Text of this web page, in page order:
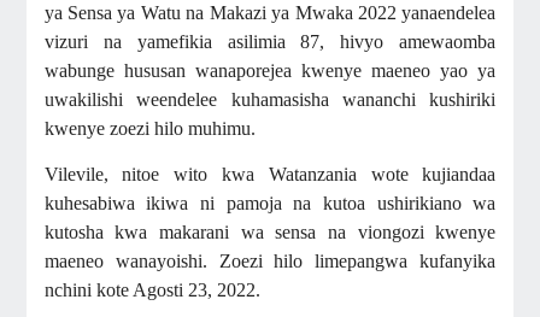
ya Sensa ya Watu na Makazi ya Mwaka 2022 yanaendelea
vizuri na yamefikia asilimia 87, hivyo amewaomba
wabunge hususan wanaporejea kwenye maeneo yao ya
uwakilishi weendelee kuhamasisha wananchi kushiriki
kwenye zoezi hilo muhimu.
Vilevile, nitoe wito kwa Watanzania wote kujiandaa
kuhesabiwa ikiwa ni pamoja na kutoa ushirikiano wa
kutosha kwa makarani wa sensa na viongozi kwenye
maeneo wanayoishi. Zoezi hilo limepangwa kufanyika
nchini kote Agosti 23, 2022.